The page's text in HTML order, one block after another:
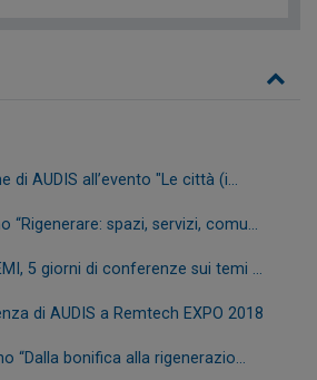
di AUDIS all’evento "Le città (i...
“Rigenerare: spazi, servizi, comu...
5 giorni di conferenze sui temi ...
di AUDIS a Remtech EXPO 2018
“Dalla bonifica alla rigenerazio...